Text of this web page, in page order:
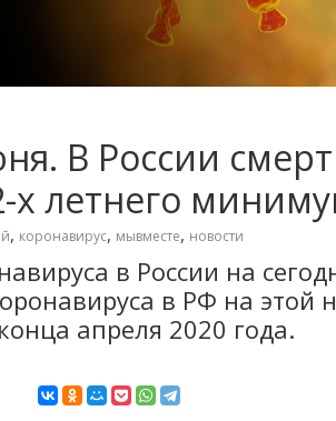
В России
х летнего
, коронавирус, мывместе, новости
в России на
в РФ на этой
апреля 2020 года.